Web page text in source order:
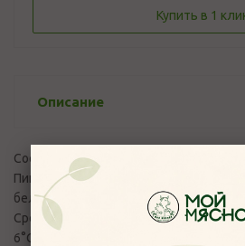
Купить в 1
Описание
Состав: говядина, свинина.
Пищевая и энергетическая ценность
белки – 17,06 г., жиры – 21,2 г.; 259,08
Срок реализации: 12 часов. Хранить
6°С, при влажности воздуха не